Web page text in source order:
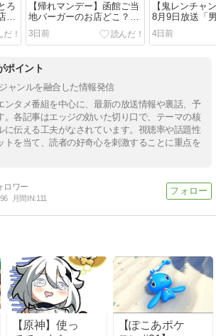
ろ
ど
達
チ
報
【帰れマンデー】函館ご当
地バーガーのお店どこ？髙
橋海人・タカトシ・サンド
が絶賛の「ラッキーピエ
ロ」名物＆店舗情報まとめ
3日前
【鬼レンチャ
8月9日放送「
イバルリレー
ーム56名一覧
学・安井麻里
4日前
ポイント
ャンルを融合した情報発信
ンタメ番組を中心に、最新の放送情報や裏話、予
。各記事はエッジの効いた切り口で、テーマの核
に伝える工夫がなされています。視聴率や話題性
トを当て、読者の好奇心を刺激することに重点を
96 月間IN:111
【原神】使っ
【ぽこあポケ